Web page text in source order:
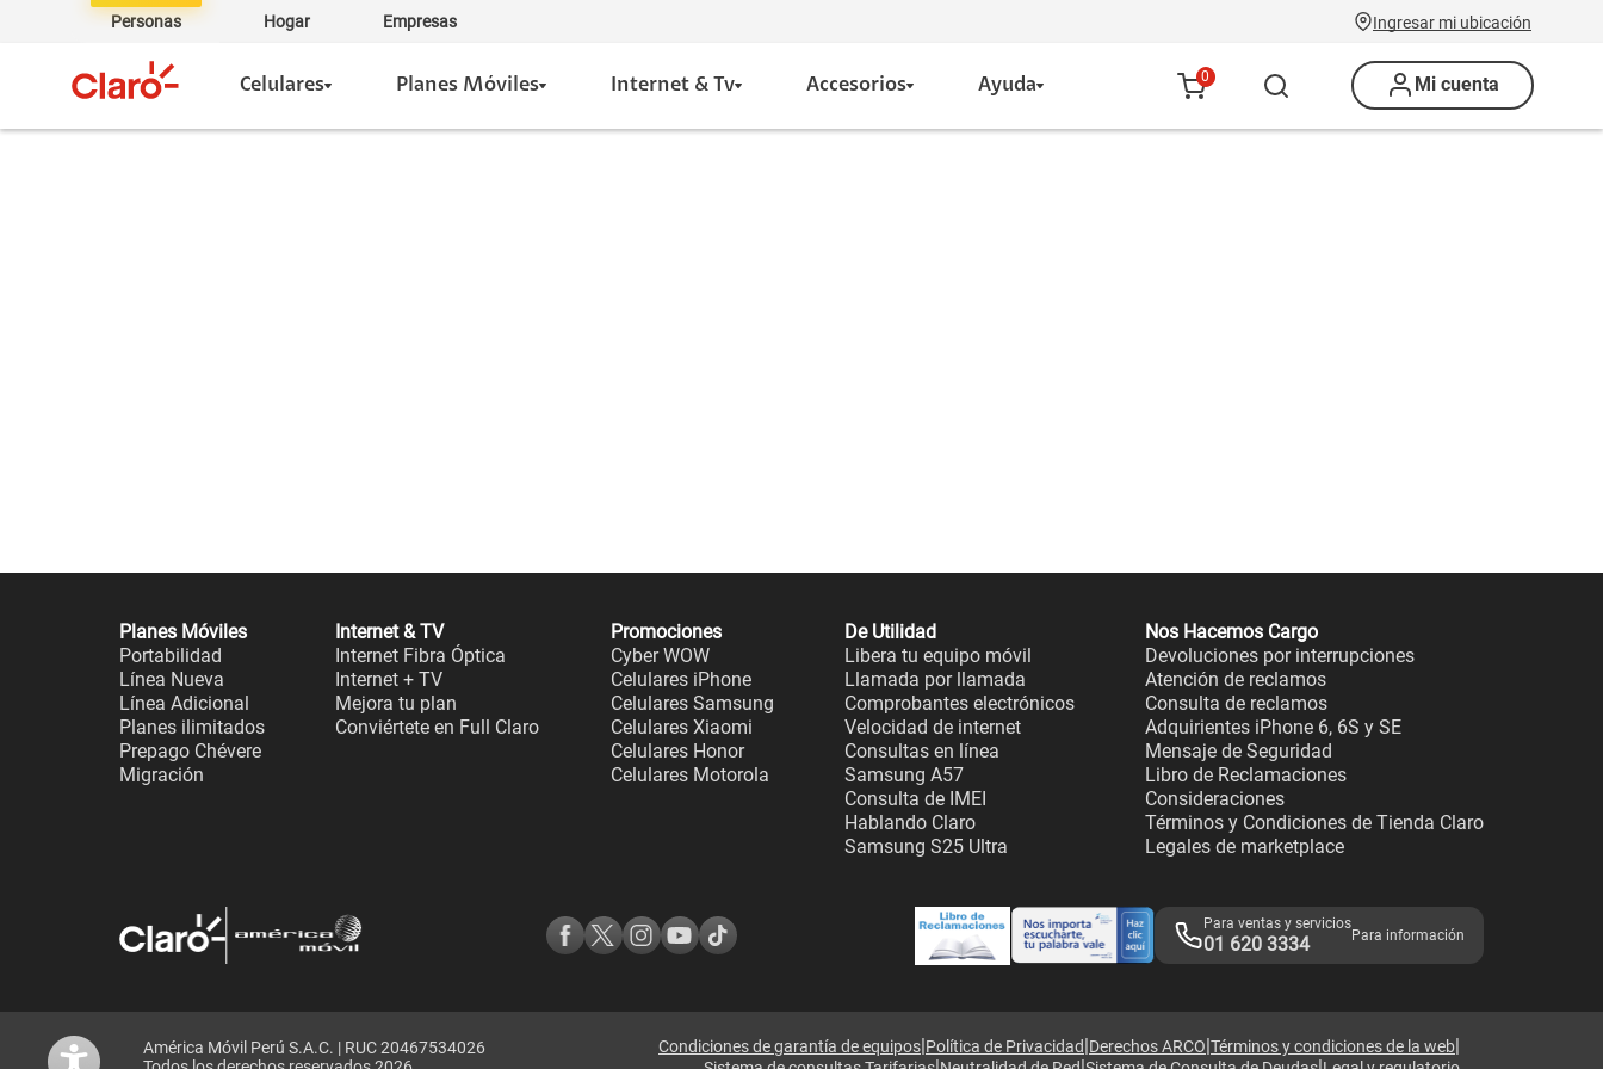
Personas Hogar Empresas Ingresar mi ubicación
Celulares Planes Móviles Internet & Tv Accesorios Ayuda 0 Mi cuenta
Planes Móviles
Portabilidad
Línea Nueva
Línea Adicional
Planes ilimitados
Prepago Chévere
Migración
Internet & TV
Internet Fibra Óptica
Internet + TV
Mejora tu plan
Conviértete en Full Claro
Promociones
Cyber WOW
Celulares iPhone
Celulares Samsung
Celulares Xiaomi
Celulares Honor
Celulares Motorola
De Utilidad
Libera tu equipo móvil
Llamada por llamada
Comprobantes electrónicos
Velocidad de internet
Consultas en línea
Samsung A57
Consulta de IMEI
Hablando Claro
Samsung S25 Ultra
Nos Hacemos Cargo
Devoluciones por interrupciones
Atención de reclamos
Consulta de reclamos
Adquirientes iPhone 6, 6S y SE
Mensaje de Seguridad
Libro de Reclamaciones
Consideraciones
Términos y Condiciones de Tienda Claro
Legales de marketplace
Para ventas y servicios
01 620 3334 Para información
América Móvil Perú S.A.C. | RUC 20467534026
Condiciones de garantía de equipos|Política de Privacidad|Derechos ARCO|Términos y condiciones de la web|